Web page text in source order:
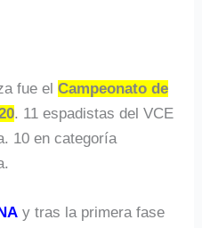
fue elCampeonato de
. 11 espadistas del VCE
10 en categoría
y tras la primera fase